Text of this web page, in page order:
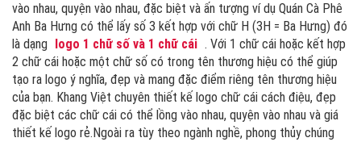
vào nhau, quyện vào nhau, đặc biệt và ấn tượng ví dụ Quán Cà Phê
Anh Ba Hưng có thể lấy số 3 kết hợp với chữ H (3H = Ba Hưng) đó
là dạng
logo 1 chữ số và 1 chữ cái . Với 1 chữ cái hoặc kết hợp
2 chữ cái hoặc một chữ số có trong tên thương hiệu có thể giúp
tạo ra logo ý nghĩa, đẹp và mang đặc điểm riêng tên thương hiệu
của bạn. Khang Việt chuyên thiết kế logo chữ cái cách điệu, đẹp
đặc biệt các chữ cái có thể lồng vào nhau, quyện vào nhau và giá
thiết kế logo rẻ.Ngoài ra tùy theo ngành nghề, phong thủy chúng